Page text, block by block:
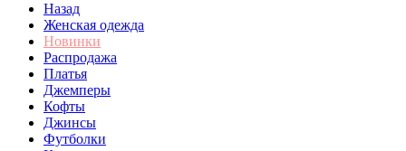
Назад
Женская одежда
Новинки
Распродажа
Платья
Джемперы
Кофты
Джинсы
Футболки